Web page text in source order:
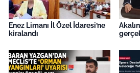
Enez Limanı İl Özel İdaresi’ne
kiralandı